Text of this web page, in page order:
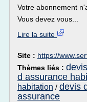
Votre abonnement
Vous devez vous...
Lire la suite
Site : https://
Thèmes liés :
d assurance
habitation / devis
assurance